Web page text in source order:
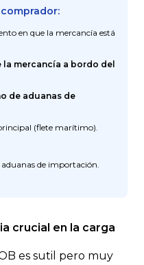
en que la mercancía está
mercancía a bordo del
de aduanas de
(flete marítimo).
de importación.
crucial en la carga
es sutil pero muy